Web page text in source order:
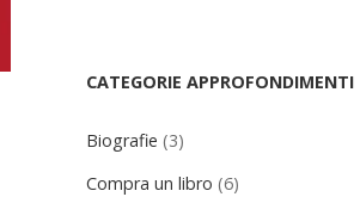
CATEGORIE APPROFONDIMENTI
Biografie (3)
Compra un libro (6)